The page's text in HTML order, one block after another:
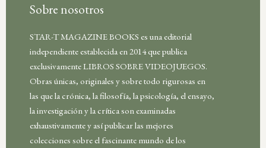
Sobre nosotros
STAR-T MAGAZINE BOOKS es una editorial
independiente establecida en 2014 que publica
exclusivamente LIBROS SOBRE VIDEOJUEGOS.
Obras únicas, originales y sobre todo rigurosas en
las que la crónica, la filosofía, la psicología, el ensayo,
la investigación y la crítica son examinadas
exhaustivamente y así publicar las mejores
colecciones sobre el fascinante mundo de los